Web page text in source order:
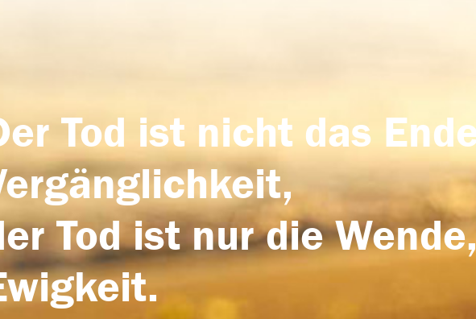
Tod ist nicht das
Tod ist nur die